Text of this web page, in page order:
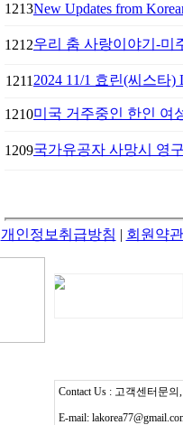
1213New Updates from
1212우리 춤 사랑이야기-미
1211 2024 11/1 효린(씨스타)
1210미국 거주중인 한인 여
1209국가유공자 사망시 영
개인정보취급방침 | 회원약관
Contact Us : 고객센터문의
E-mail: